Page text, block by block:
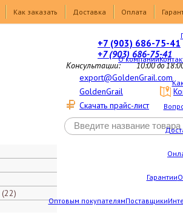
Как заказать Доставка Оплата
О компании
Гарантии
Оптовым покупателямПоставщики
+7 (903) 686-75-41
+7 (903) 686-75-41
Консультации: 10:00 до
export@GoldenGrail.com
GoldenGrail
Скачать прайс-лист
22